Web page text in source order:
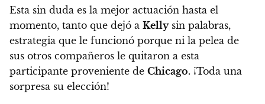
Esta sin duda es la mejor actuación hasta el
momento, tanto que dejó a Kellysin palabras,
estrategia que le funcionó porque ni la pelea de
sus otros compañeros le quitaron a esta
participante proveniente de Chicago. ¡Toda una
sorpresa su elección!